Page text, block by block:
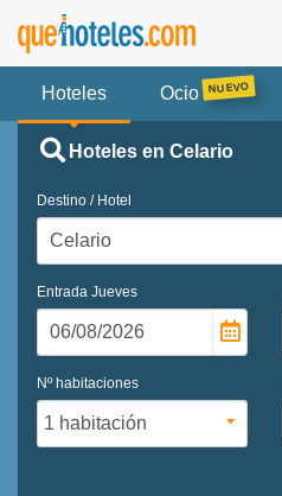
Hoteles Ocio
Hoteles en Celario
Destino / Hotel
Entrada Jueves
Nº habitaciones